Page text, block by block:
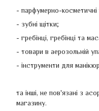
- парфумерно-косметичні
- зубні щітки;
- гребінці, гребінці та
- товари в аерозольній
- інструменти для
та інші, не пов'язані з
магазину.